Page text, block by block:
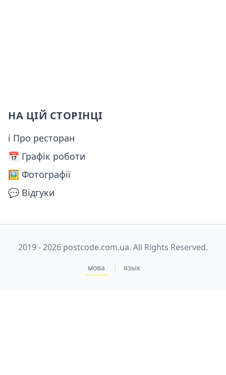
НА ЦІЙ СТОРІНЦІ
ℹ Про ресторан
📅️ Графік роботи
🖼️ Фотографії
💬 Відгуки
2019 - 2026 postcode.com.ua. All Rights Reserved.
мова | язык